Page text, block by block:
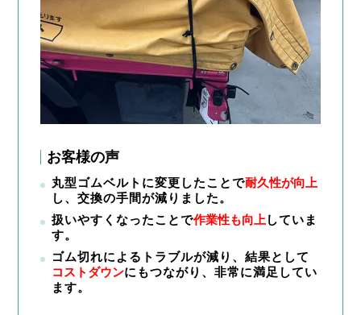
お客様の声
丸型ゴムベルトに変更したことで耐久性が向上
し、交換の手間が減りました。
扱いやすくなったことで作業性も向上 していま
す。
ゴム切れによるトラブルが減り、結果として
コストダウンにもつながり、非常に満足してい
ます。